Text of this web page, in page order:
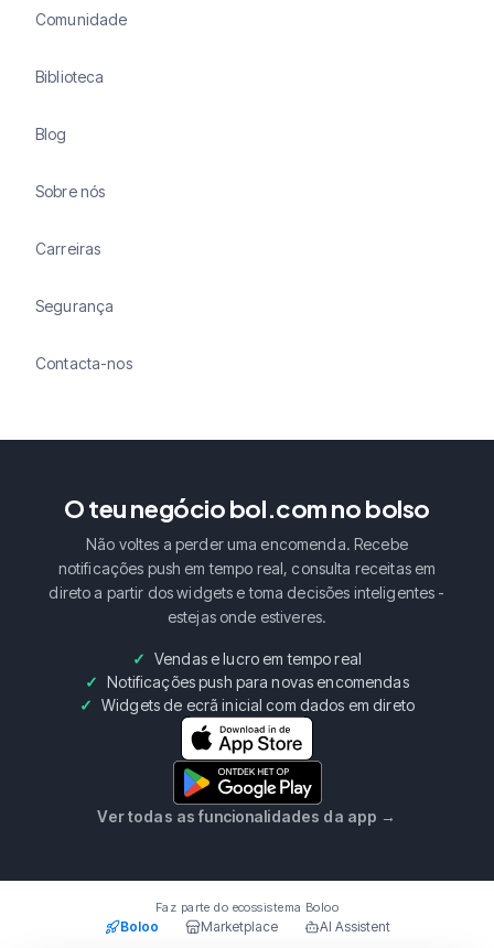
Comunidade
Biblioteca
Blog
Sobre nós
Carreiras
Segurança
Contacta-nos
O teu negócio bol.com no bolso
Não voltes a perder uma encomenda. Recebe
notificações push em tempo real, consulta receitas em
direto a partir dos widgets e toma decisões inteligentes -
estejas onde estiveres.
Vendas e lucro em tempo real
Notificações push para novas encomendas
Widgets de ecrã inicial com dados em direto
Ver todas as funcionalidades da app →
Faz parte do ecossistema Boloo
Boloo Marketplace AI Assistent